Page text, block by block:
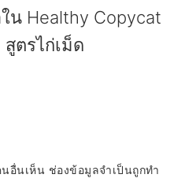
น Healthy Copycat
สูตรไก่เม็ด
อื่นเห็น ช่องข้อมูลจำเป็นถูกทำ